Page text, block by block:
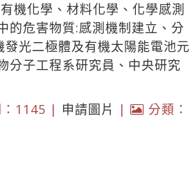
機化學、材料化學、化學感測
的危害物質:感測機制建立、分
光二極體及有機太陽能電池元
分子工程系研究員、中央研究
：1145 | 申請圖片 | 分類：